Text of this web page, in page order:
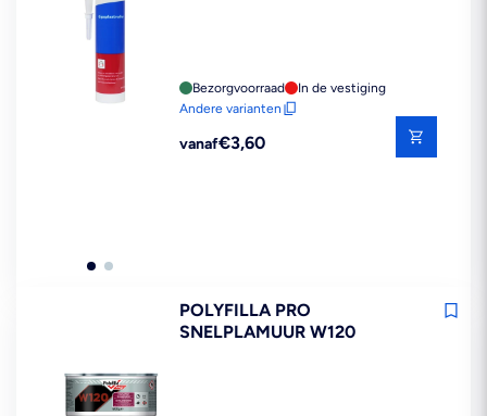
Bezorgvoorraad
In de vestiging
Andere varianten
Reguliere
vanaf€3,60
POLYFILLA PRO
SNELPLAMUUR W120